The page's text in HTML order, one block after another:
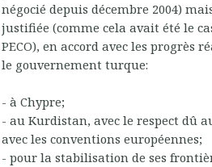
négocié depuis décembre 2004)
justifiée (comme cela avait été le
PECO), en accord avec les progrès
le gouvernement turque:
- à Chypre;
- au Kurdistan, avec le respect dû
avec les conventions européennes;
- pour la stabilisation de ses